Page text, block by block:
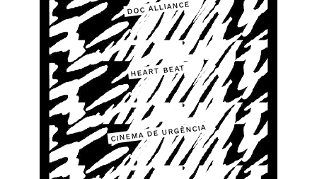
DOC ALLIANCE
HEART BEAT
CINEMA DE URGÊNCIA